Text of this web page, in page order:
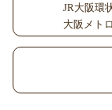
JR大阪環
大阪メト